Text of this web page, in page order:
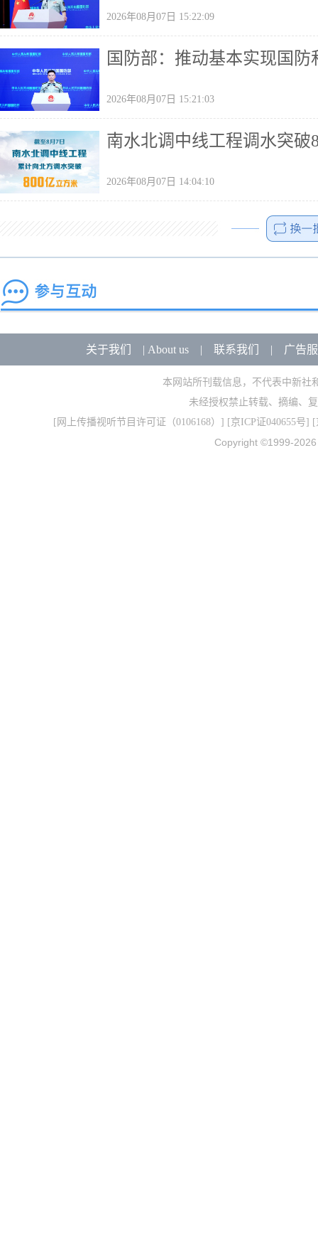
2026年08月07日 15:22:09
国防部：推动基本实现国
2026年08月07日 15:21:03
南水北调中线工程调水突破
2026年08月07日 14:04:10
关于我们 | About us| 联系我们 | 广告
本网站所刊载信息，不代表中新社
未经授权禁止转载、摘编、
[ 网上传播视听节目许可证（0106168） ] [京ICP证040655号] [
Copyright ©1999-